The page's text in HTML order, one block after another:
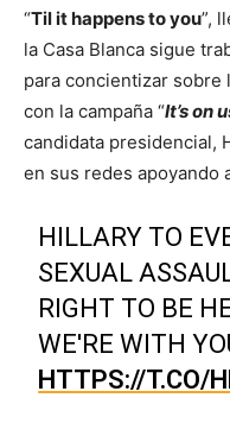
“Til it happens to you”,
la Casa Blanca sigue
para concientizar sobre
con la campaña “It’s on
candidata presidencial,
en sus redes apoyando
HILLARY TO
SEXUAL
RIGHT TO BE
WE'RE WITH
HTTPS://T.CO/